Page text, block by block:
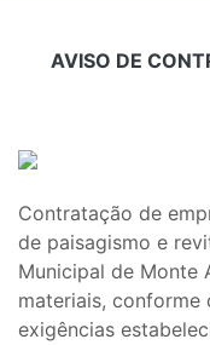
AVISO DE
Contratação de
de paisagismo e
Municipal de Monte
materiais, conforme
exigências